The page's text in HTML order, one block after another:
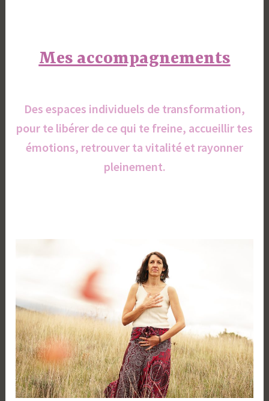
Mes accompagnements
Des espaces individuels de transformation,
pour te libérer de ce qui te freine, accueillir tes
émotions, retrouver ta vitalité et rayonner
pleinement.